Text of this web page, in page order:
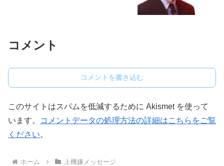
コメント
コメントを書き込む
このサイトはスパムを低減するために Akismet を使って
います。
コメントデータの処理方法の詳細はこちらをご覧
ください。
ホーム 上機嫌メッセージ